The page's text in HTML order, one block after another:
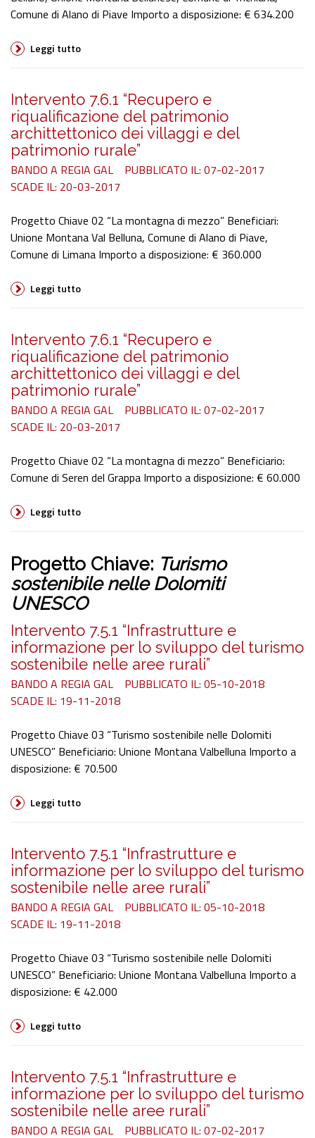
Comune di Alano di Piave Importo a disposizione: € 634.200
Leggi tutto
Intervento 7.6.1 “Recupero e
riqualificazione del patrimonio
archittettonico dei villaggi e del
patrimonio rurale”
BANDO A REGIA GAL
PUBBLICATO IL: 07-02-2017
SCADE IL: 20-03-2017
Progetto Chiave 02 “La montagna di mezzo” Beneficiari:
Unione Montana Val Belluna, Comune di Alano di Piave,
Comune di Limana Importo a disposizione: € 360.000
Leggi tutto
Intervento 7.6.1 “Recupero e
riqualificazione del patrimonio
archittettonico dei villaggi e del
patrimonio rurale”
BANDO A REGIA GAL
PUBBLICATO IL: 07-02-2017
SCADE IL: 20-03-2017
Progetto Chiave 02 “La montagna di mezzo” Beneficiario:
Comune di Seren del Grappa Importo a disposizione: € 60.000
Leggi tutto
Progetto Chiave: Turismo
sostenibile nelle Dolomiti
UNESCO
Intervento 7.5.1 “Infrastrutture e
informazione per lo sviluppo del turismo
sostenibile nelle aree rurali”
BANDO A REGIA GAL
PUBBLICATO IL: 05-10-2018
SCADE IL: 19-11-2018
Progetto Chiave 03 “Turismo sostenibile nelle Dolomiti
UNESCO” Beneficiario: Unione Montana Valbelluna Importo a
disposizione: € 70.500
Leggi tutto
Intervento 7.5.1 “Infrastrutture e
informazione per lo sviluppo del turismo
sostenibile nelle aree rurali”
BANDO A REGIA GAL
PUBBLICATO IL: 05-10-2018
SCADE IL: 19-11-2018
Progetto Chiave 03 “Turismo sostenibile nelle Dolomiti
UNESCO” Beneficiario: Unione Montana Valbelluna Importo a
disposizione: € 42.000
Leggi tutto
Intervento 7.5.1 “Infrastrutture e
informazione per lo sviluppo del turismo
sostenibile nelle aree rurali”
BANDO A REGIA GAL PUBBLICATO IL: 07-02-2017